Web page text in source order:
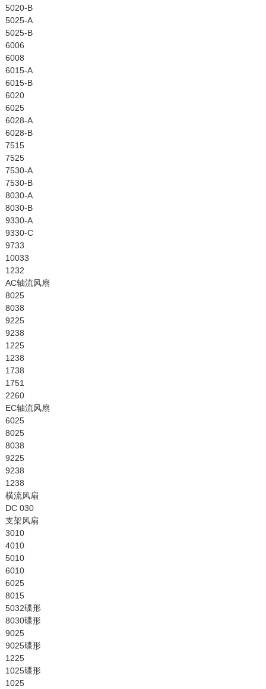
5020-B
5025-A
5025-B
6006
6008
6015-A
6015-B
6020
6025
6028-A
6028-B
7515
7525
7530-A
7530-B
8030-A
8030-B
9330-A
9330-C
9733
10033
1232
AC轴流风扇
8025
8038
9225
9238
1225
1238
1738
1751
2260
EC轴流风扇
6025
8025
8038
9225
9238
1238
横流风扇
DC 030
支架风扇
3010
4010
5010
6010
6025
8015
5032碟形
8030碟形
9025
9025碟形
1225
1025碟形
1025